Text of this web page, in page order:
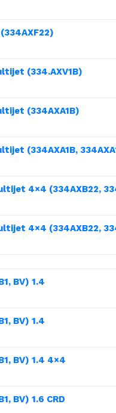
(334.AXV1B)
(334AXA1B)
(334AXA1B,
4×4 (334AXB22,
4×4 (334AXB22,
BV) 1.4
BV) 1.4
BV) 1.4 4×4
BV) 1.6 CRD